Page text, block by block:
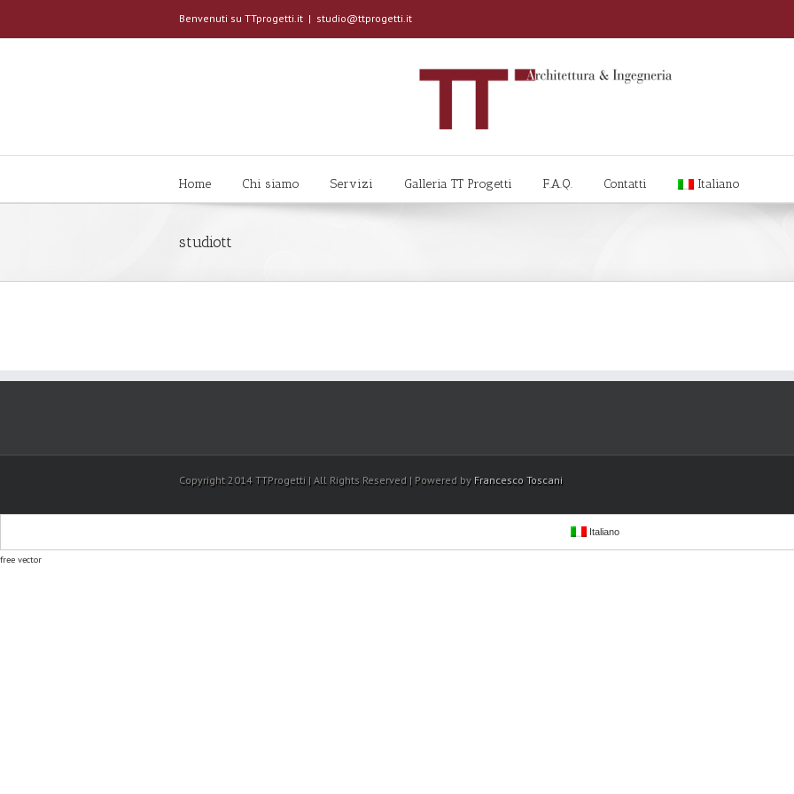
Benvenuti su TTprogetti.it | studio@ttprogetti.it
Home Chi siamo Servizi Galleria TT Progetti F.A.Q. Contatti Italiano
studiott
Copyright 2014 TTProgetti | All Rights Reserved | Powered by Francesco Toscani
Italiano
free vector